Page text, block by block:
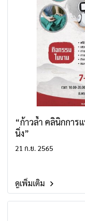
“ก้าวล้ำ คลินิกกา
นิ่ง”
21 ก.ย. 2565
ดูเพิ่มเติม